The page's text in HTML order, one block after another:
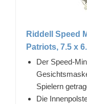
Riddell Speed
Patriots, 7.5 x
Der Speed-
Spielern
Die